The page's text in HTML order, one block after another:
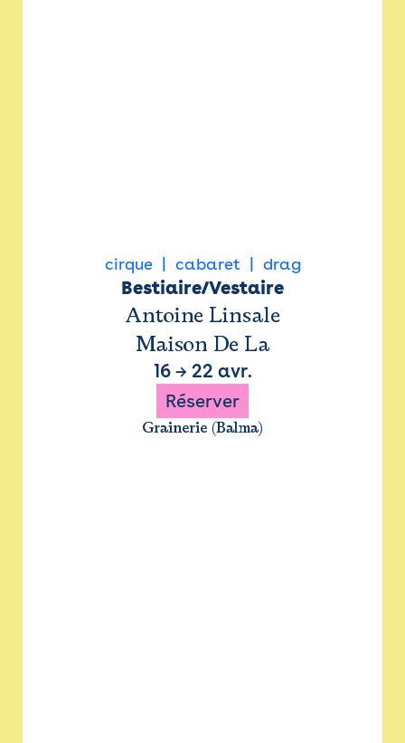
cirque cabaret drag
Bestiaire/Vestaire
Antoine Linsale
Maison De La
16→ 22 avr.
Réserver
Grainerie (Balma)